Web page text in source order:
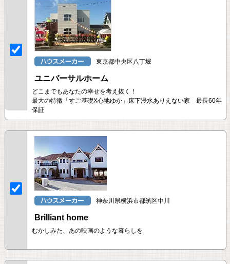
東京都中央区八丁堀
ユニバーサルホーム
どこまでもあなたの幸せを考え抜く！
最大の特徴「すご基礎X心地ゆか」床下浸水ありえない家 最長60年
保証
神奈川県横浜市都筑区中川
Brilliant home
むかしみた、あの映画のような暮らしを